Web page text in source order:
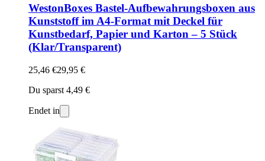
WestonBoxes Bastel-Aufbewahrungsboxen aus
Kunststoff im A4-Format mit Deckel für
Kunstbedarf, Papier und Karton – 5 Stück
(Klar/Transparent)
25,46 €29,95 €
Du sparst 4,49 €
Endet in